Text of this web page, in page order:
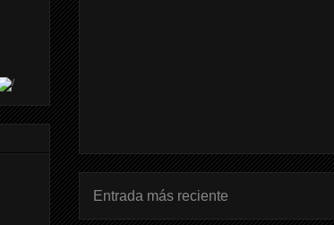
Entrada más reciente